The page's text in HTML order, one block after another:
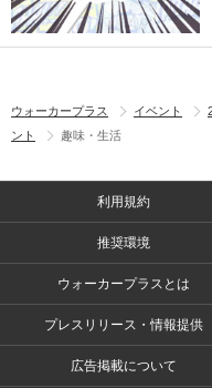
ウォーカープラス イベント
ント
趣味・生活
利用規約
推奨環境
ウォーカープラスとは
プレスリリース・情報提供
広告掲載について